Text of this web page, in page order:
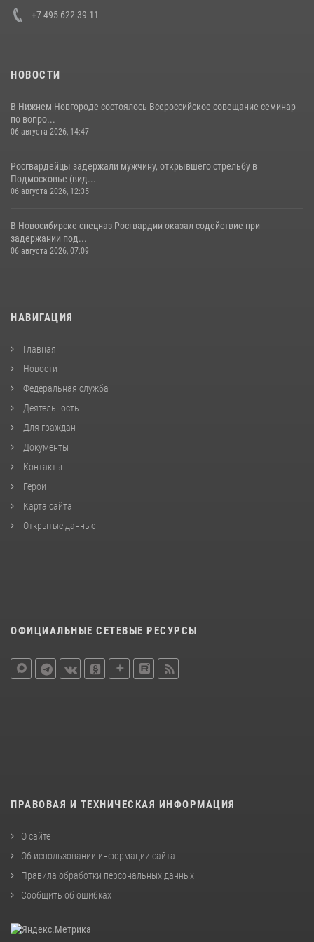
+7 495 622 39 11
НОВОСТИ
В Нижнем Новгороде состоялось Всероссийское совещание-семинар
по вопро...
06 августа 2026, 14:47
Росгвардейцы задержали мужчину, открывшего стрельбу в
Подмосковье (вид...
06 августа 2026, 12:35
В Новосибирске спецназ Росгвардии оказал содействие при
задержании под...
06 августа 2026, 07:09
НАВИГАЦИЯ
Главная
Новости
Федеральная служба
Деятельность
Для граждан
Документы
Контакты
Герои
Карта сайта
Открытые данные
ОФИЦИАЛЬНЫЕ СЕТЕВЫЕ РЕСУРСЫ
ПРАВОВАЯ И ТЕХНИЧЕСКАЯ ИНФОРМАЦИЯ
О сайте
Об использовании информации сайта
Правила обработки персональных данных
Сообщить об ошибках